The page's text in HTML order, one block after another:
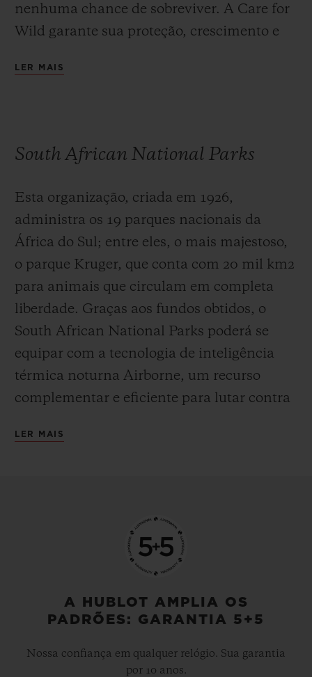
nenhuma chance de sobreviver. A Care for
Wild garante sua proteção, crescimento e
equipados com monitoramento por vídeo
donos treinados para enfrentar os
traficantes, além de contar com apoios
LER MAIS
South African National Parks
Esta organização, criada em 1926,
administra os 19 parques nacionais da
África do Sul; entre eles, o mais majestoso,
o parque Kruger, que conta com 20 mil km2
para animais que circulam em completa
liberdade. Graças aos fundos obtidos, o
South African National Parks poderá se
equipar com a tecnologia de inteligência
térmica noturna Airborne, um recurso
complementar e eficiente para lutar contra
terão condições de localizar os rinocerontes,
LER MAIS
A HUBLOT AMPLIA OS
PADRÕES: GARANTIA 5+5
Nossa confiança em qualquer relógio. Sua garantia
por 10 anos.